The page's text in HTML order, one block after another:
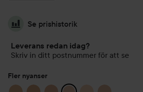
Se prishistorik
Leverans redan idag?
Skriv in ditt postnummer för att se
Fler nyanser